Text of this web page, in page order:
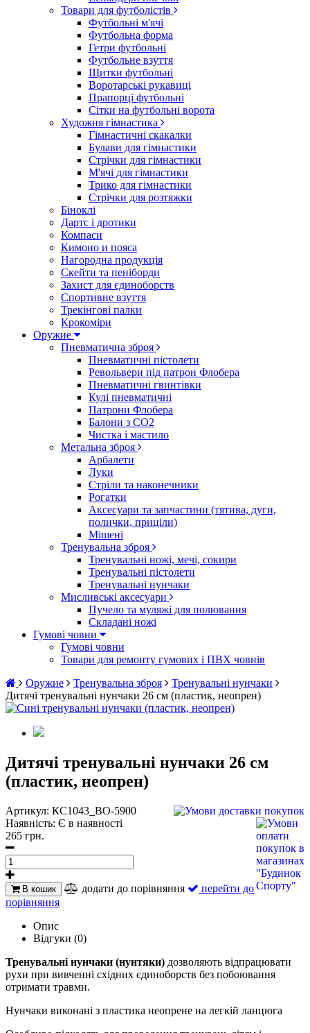
Товари для футболістів
Футбольні м'ячі
Футбольна форма
Гетри футбольні
Футбольне взуття
Щитки футбольні
Воротарські рукавиці
Прапорці футбольні
Сітки на футбольні ворота
Художня гімнастика
Гімнастичні скакалки
Булави для гімнастики
Стрічки для гімнастики
М'ячі для гімнастики
Трико для гімнастики
Стрічки для розтяжки
Біноклі
Дартс і дротики
Компаси
Кимоно и пояса
Нагородна продукція
Скейти та пеніборди
Захист для єдиноборств
Спортивне взуття
Трекінгові палки
Крокоміри
Оружие
Пневматична зброя
Пневматичні пістолети
Револьвери під патрон Флобера
Пневматичні гвинтівки
Кулі пневматичні
Патрони Флобера
Балони з CO2
Чистка і мастило
Метальна зброя
Арбалети
Луки
Стріли та наконечники
Рогатки
Аксесуари та запчастини (тятива, дуги,
полички, приціли)
Мішені
Тренувальна зброя
Тренувальні ножі, мечі, сокири
Тренувальні пістолети
Тренувальні нунчаки
Мисливські аксесуари
Пучело та муляжі для полювання
Складані ножі
Гумові човни
Гумові човни
Товари для ремонту гумових і ПВХ човнів
Оружие
Тренувальна зброя
Тренувальні нунчаки
Дитячі тренувальні нунчаки 26 см (пластик, неопрен)
Дитячі тренувальні нунчаки 26 см
(пластик, неопрен)
Артикул: КС1043_BO-5900
Наявність: Є в наявності
265 грн.
В кошик додати до порівняння
перейти до
порівняння
Опис
Відгуки (0)
Тренувальні нунчаки (нунтяки) дозволяють відпрацювати
рухи при вивченні східних єдиноборств без побоювання
отримати травми.
Нунчаки виконані з пластика неопрене на легкій ланцюга